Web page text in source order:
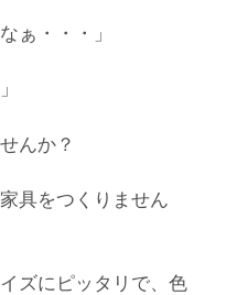
ぁ・・・」
んか？
具をつくりません
ズにピッタリで、色